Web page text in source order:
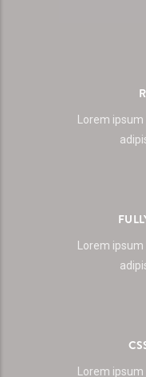
Lorem
Lorem
Lorem